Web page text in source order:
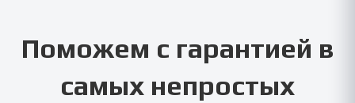
Поможем с гарантией в
самых непростых